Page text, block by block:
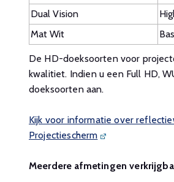
Dual Vision
Mat Wit
De HD-doeksoorten voor
kwalitiet. Indien u een Full HD,
doeksoorten aan.
Kijk voor informatie over
Projectiescherm
Meerdere afmetingen